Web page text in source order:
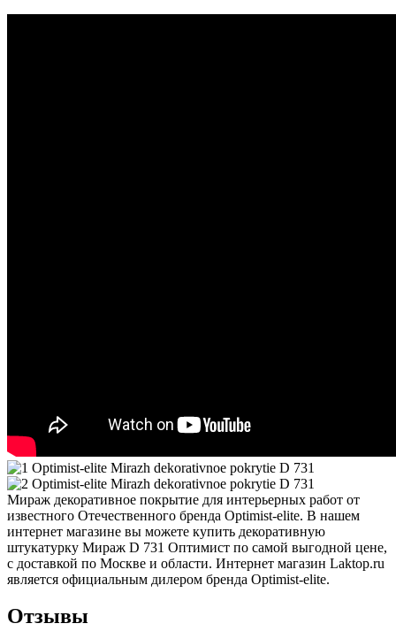
Мираж декоративное покрытие для интерьерных работ от
известного Отечественного бренда Optimist-elite. В нашем
интернет магазине вы можете купить декоративную
штукатурку Мираж D 731 Оптимист по самой выгодной цене,
с доставкой по Москве и области. Интернет магазин Laktop.ru
является официальным дилером бренда Optimist-elite.
Отзывы